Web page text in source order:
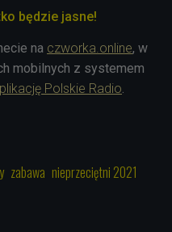
będzie jasne!
na czworka.online, w
mobilnych z systemem
Polskie Radio.
zabawa nieprzeciętni 2021